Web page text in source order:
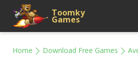
Toomky
Games
Home Download Free Games